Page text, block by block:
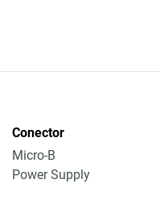
Conector
Micro-B
Power Supply